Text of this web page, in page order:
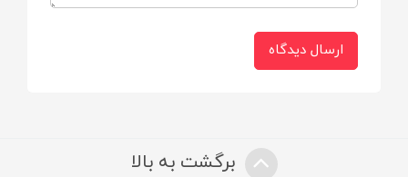
ارسال دیدگاه
برگشت به بالا